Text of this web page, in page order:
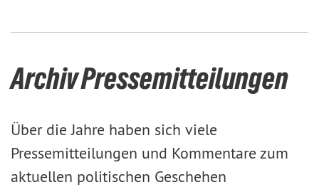
Archiv Pressemitteilungen
Über die Jahre haben sich viele
Pressemitteilungen und Kommentare zum
aktuellen politischen Geschehen